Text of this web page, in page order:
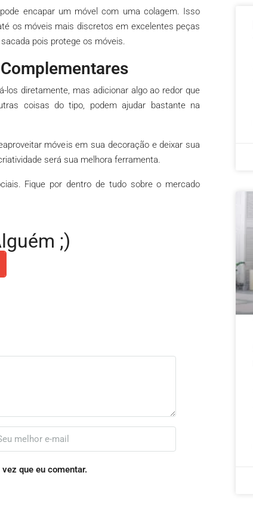
encapar um móvel com uma colagem. Isso
os móveis mais discretos em excelentes peças
pois protege os móveis.
los diretamente, mas adicionar algo ao redor que
coisas do tipo, podem ajudar bastante na
móveis em sua decoração e deixar sua
será sua melhora ferramenta.
Fique por dentro de tudo sobre o mercado
;)
que eu comentar.